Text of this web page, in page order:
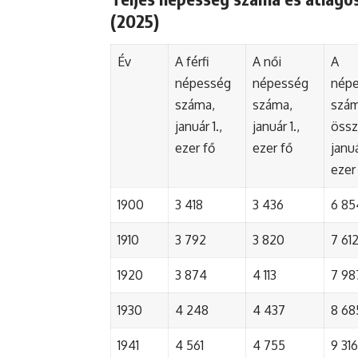
(2025)
Év
A férfi
népesség
száma,
január 1.,
ezer fő
A női
népesség
száma,
január 1.,
ezer fő
A
1900 3 418 3 436 6
1910 3 792 3 820 7 612
1920 3 874 4 113 7
1930 4 248 4 437 8
1941 4 561 4 755 9 316